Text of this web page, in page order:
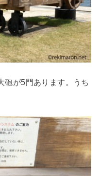
砲が5門あります。うち